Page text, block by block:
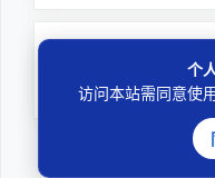
扎实
邓杰律师，
个
访问本站需同意使